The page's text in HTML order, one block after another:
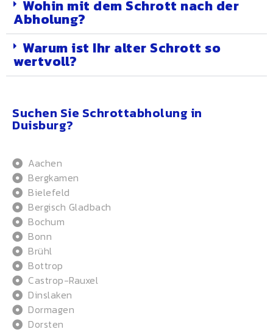
Wohin mit dem Schrott nach der
Abholung?
Warum ist Ihr alter Schrott so
wertvoll?
Suchen Sie Schrottabholung in
Duisburg?
Aachen
Bergkamen
Bielefeld
Bergisch Gladbach
Bochum
Bonn
Brühl
Bottrop
Castrop-Rauxel
Dinslaken
Dormagen
Dorsten